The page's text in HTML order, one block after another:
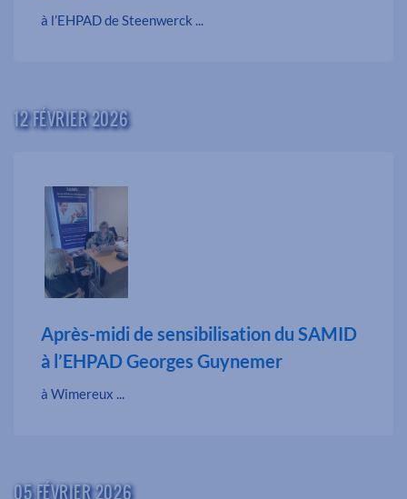
à l’EHPAD de Steenwerck ...
12 FÉVRIER 2026
Après-midi de sensibilisation du SAMID
à l’EHPAD Georges Guynemer
à Wimereux ...
05 FÉVRIER 2026